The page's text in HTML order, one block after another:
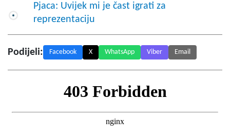
Pjaca: Uvijek mi je čast igrati za
reprezentaciju
Podijeli: Facebook X WhatsApp Viber Email